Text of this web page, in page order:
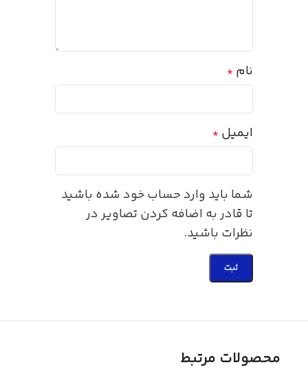
نام *
ایمیل *
شما باید وارد حساب خود شده باشید
تا قادر به اضافه کردن تصاویر در
نظرات باشید.
محصولات مرتبط